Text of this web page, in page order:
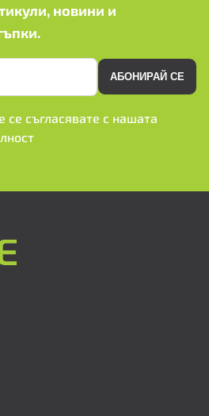
новини и
АБОНИРАЙ СЕ
се съгласявате с нашата